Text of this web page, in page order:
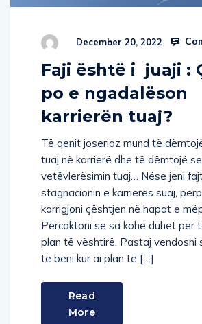
December 20, 2022
Faji është i juaji :
po e ngadalëson
karrierën tuaj?
Të qenit joserioz mund të
tuaj në karrierë dhe të dëmtojë
vetëvlerësimin tuaj… Nëse jeni
stagnacionin e karrierës suaj,
korrigjoni çështjen në hapat e
Përcaktoni se sa kohë duhet për
plan të vështirë. Pastaj vendosni
të bëni kur ai plan të […]
Read
More